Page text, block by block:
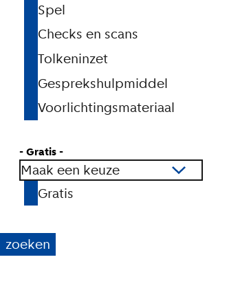
Spel
Checks en scans
Tolkeninzet
Gesprekshulpmiddel
Voorlichtingsmateriaal
- Gratis -
Maak een keuze
Gratis